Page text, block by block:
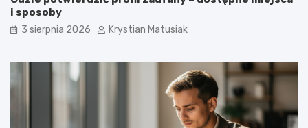
i sposoby
3 sierpnia 2026 Krystian Matusiak